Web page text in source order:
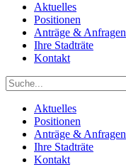
Aktuelles
Positionen
Anträge & Anfragen
Ihre Stadträte
Kontakt
Aktuelles
Positionen
Anträge & Anfragen
Ihre Stadträte
Kontakt